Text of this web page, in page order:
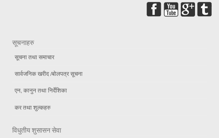
सूचनाहरु
सूचना तथा समाचार
सार्वजनिक खरीद /बोलपत्र सूचना
एन, कानुन तथा निर्देशिका
कर तथा शुल्कहरु
विधुतीय शुसासन सेवा